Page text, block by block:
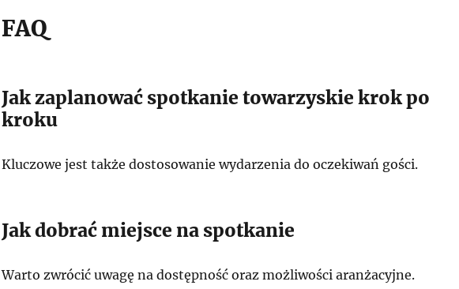
FAQ
Jak zaplanować spotkanie towarzyskie krok po
kroku
Kluczowe jest także dostosowanie wydarzenia do oczekiwań gości.
Jak dobrać miejsce na spotkanie
Warto zwrócić uwagę na dostępność oraz możliwości aranżacyjne.